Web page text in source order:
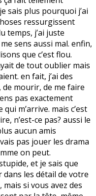
sais plus pourquoi j’ai
ressurgissent
temps, j’ai juste
sens aussi mal. enfin,
que c’est flou.
de tout oublier mais
en fait, j’ai des
mourir, de me faire
pas exactement
m’arrive. mais c’est
n’est-ce pas? aussi le
aucun amis
pas jouer les drama
on peut.
et je sais que
les détail de votre
si vous avez des